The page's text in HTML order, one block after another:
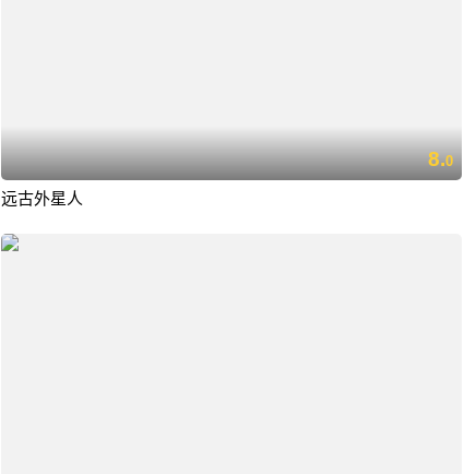
8.0
远古外星人